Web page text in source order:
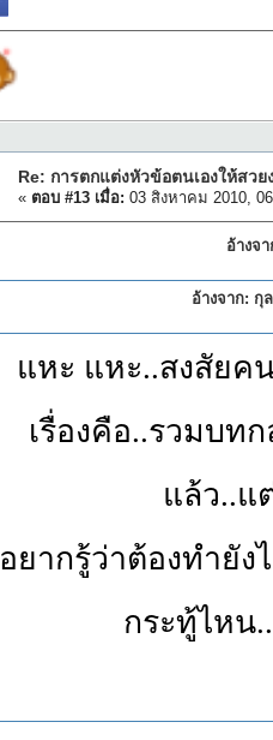
Re: การตกแต่งหัวข้อตนเองให้สวย
« ตอบ #13 เมื่อ: 03 สิงหาคม 2010,
อ้างจ
อ้างจาก: กุ
แหะ แหะ..สงสัยค
เรื่องคือ..รวมบท
แล้ว..แ
อยากรู้ว่าต้องทำยัง
กระทู้ไหน